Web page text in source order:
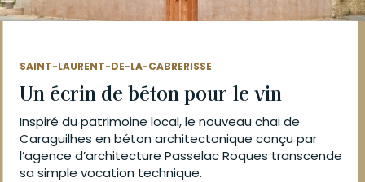
SAINT-LAURENT-DE-LA-CABRERISSE
Un écrin de béton pour le vin
Inspiré du patrimoine local, le nouveau chai de
Caraguilhes en béton architectonique conçu par
l’agence d’architecture Passelac Roques transcende
sa simple vocation technique.